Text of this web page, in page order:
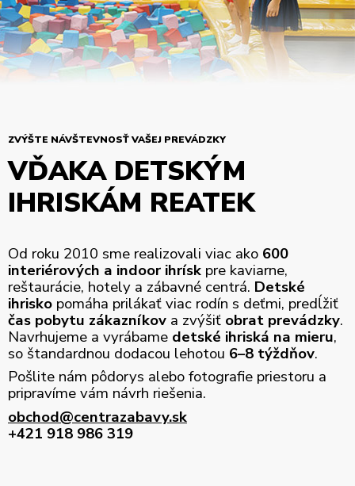
ZVÝŠTE NÁVŠTEVNOSŤ VAŠEJ PREVÁDZKY
VĎAKA DETSKÝM
IHRISKÁM REATEK
Od roku 2010 sme realizovali viac ako 600
interiérových a indoor ihrísk pre kaviarne,
reštaurácie, hotely a zábavné centrá. Detské
ihrisko pomáha prilákať viac rodín s deťmi, predĺžiť
čas pobytu zákazníkov a zvýšiť obrat prevádzky.
Navrhujeme a vyrábame detské ihriská na mieru,
so štandardnou dodacou lehotou 6–8 týždňov.
Pošlite nám pôdorys alebo fotografie priestoru a
pripravíme vám návrh riešenia.
obchod@centrazabavy.sk
+421 918 986 319